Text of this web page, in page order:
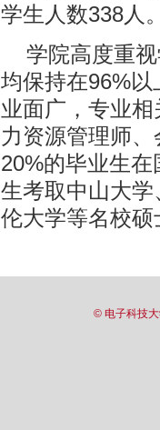
学生人数338人
学院高度重
均保持在96%
业面广，专业
力资源管理师
20%的毕业生
生考取中山大
伦大学等名校
© 电子科技